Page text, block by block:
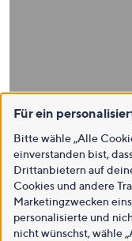
Für ein
Bitte wähle „Alle
einverstanden bist,
Drittanbietern auf
Cookies und andere
Marketingzwecken
personalisierte und
nicht wünschst, wähle